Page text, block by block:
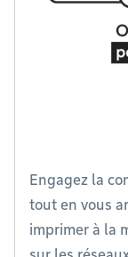
Engagez la
tout en vous
imprimer à la